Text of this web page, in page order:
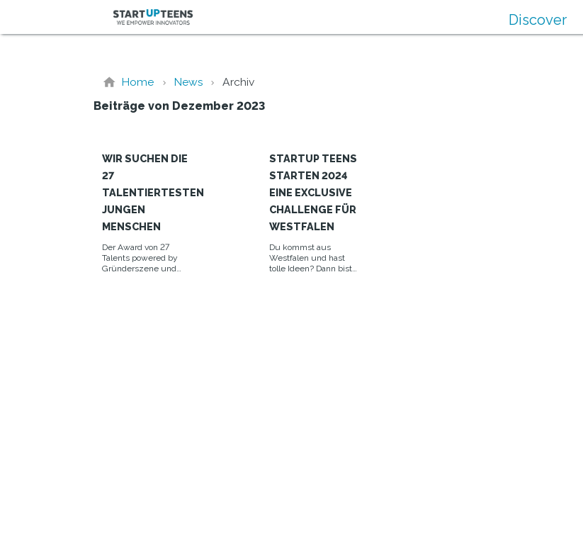
Discover
Home News
Archiv
Beiträge von Dezember 2023
WIR SUCHEN DIE
27
TALENTIERTESTEN
JUNGEN
MENSCHEN
Der Award von 27
Talents powered by
Gründerszene und
STARTUP TEENS
STARTEN 2024
EINE EXCLUSIVE
CHALLENGE FÜR
WESTFALEN
Du kommst aus
Westfalen und hast
tolle Ideen? Dann bist